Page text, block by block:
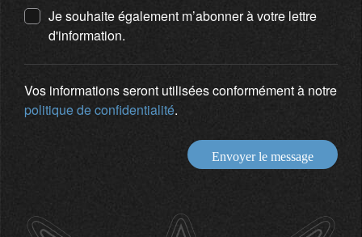
Je souhaite également m’abonner à votre lettre
d'information.
Vos informations seront utilisées conformément à notre
politique de confidentialité.
Envoyer le message